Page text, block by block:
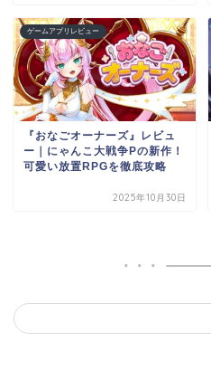
ゲームアプリレビュー
『おなごオーナーズ』レビュ
ー｜にゃんこ大戦争Pの新作！
可愛い放置RPGを徹底攻略
2025年10月30日